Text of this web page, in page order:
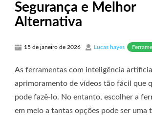
Segurança e Melhor
Alternativa
15 de janeiro de 2026 Lucas hayes
As ferramentas com inteligência
aprimoramento de vídeos tão fácil que
pode fazê-lo. No entanto, escolher a
em meio a tantas opções pode ser uma